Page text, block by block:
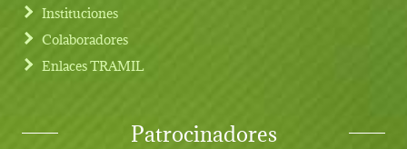
Instituciones
Colaboradores
Enlaces TRAMIL
Patrocinadores